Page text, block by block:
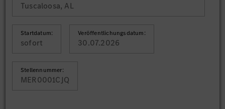
Tuscaloosa, AL
Startdatum:
sofort
Veröffentlichungsdatum:
30.07.2026
Stellennummer:
MER0001CJQ